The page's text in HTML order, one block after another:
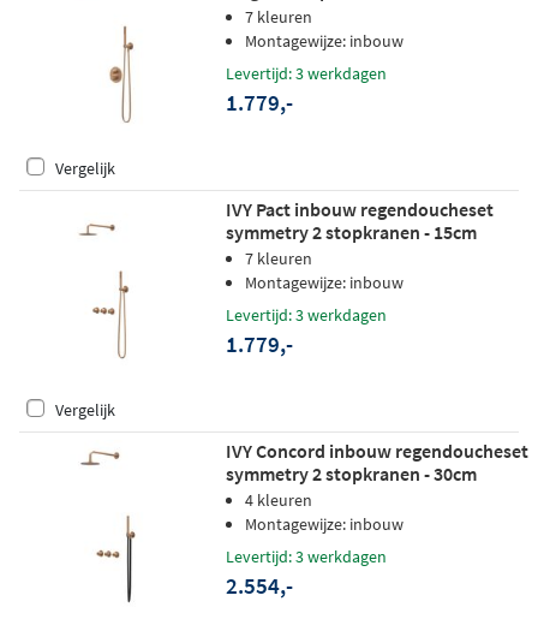
medium hoofddouche rond -
wandhouder - 3-standen
pvd
7 kleuren
Montagewijze: inbouw
Levertijd: 3 werkdagen
1.779,-
Vergelijk
IVY Pact inbouw regendoucheset
symmetry 2 stopkranen - 15cm
plafondbuis - 25cm slim
hoofddouche - wandhouder - 3-
standen handdouche - geborsteld
mat koper pvd
7 kleuren
Montagewijze: inbouw
Levertijd: 3 werkdagen
1.779,-
Vergelijk
IVY Concord inbouw regendoucheset
symmetry 2 stopkranen - 30cm
plafondbuis - 20cm medium
hoofddouche - glijstang -
staafhanddouche - rvs316 geborsteld
mat koper pvd
4 kleuren
Montagewijze: inbouw
Levertijd: 3 werkdagen
2.554,-